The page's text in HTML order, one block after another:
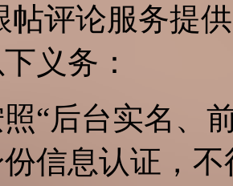
帖评论服务提
义务：
照“后台实名、
信息认证，